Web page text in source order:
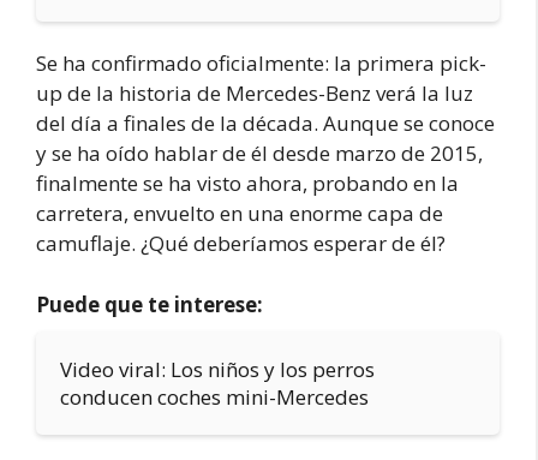
Se ha confirmado oficialmente: la primera pick-
up de la historia de Mercedes-Benz verá la luz
del día a finales de la década. Aunque se conoce
y se ha oído hablar de él desde marzo de 2015,
finalmente se ha visto ahora, probando en la
carretera, envuelto en una enorme capa de
camuflaje. ¿Qué deberíamos esperar de él?
Puede que te interese:
Video viral: Los niños y los perros
conducen coches mini-Mercedes